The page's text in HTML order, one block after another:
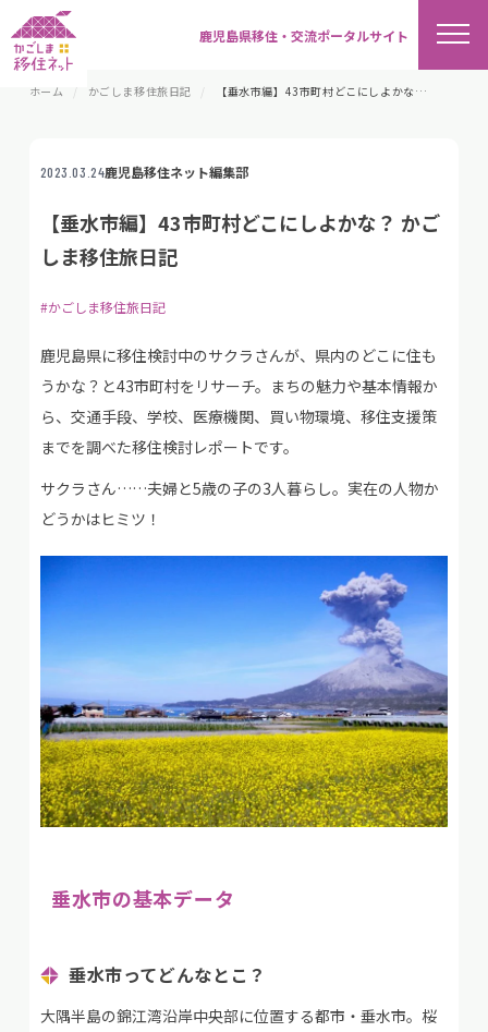
鹿児島県移住・交流ポータルサイト
ホーム かごしま移住旅日記 【垂水市編】43市町村どこにしよかな？ かごしま移住旅日記
2023.03.24鹿児島移住ネット編集部
【垂水市編】43市町村どこにしよかな？ かご
しま移住旅日記
#かごしま移住旅日記
鹿児島県に移住検討中のサクラさんが、県内のどこに住も
うかな？と43市町村をリサーチ。まちの魅力や基本情報か
ら、交通手段、学校、医療機関、買い物環境、移住支援策
までを調べた移住検討レポートです。
サクラさん……夫婦と5歳の子の3人暮らし。実在の人物か
どうかはヒミツ！
垂水市の基本データ
垂水市ってどんなとこ？
大隅半島の錦江湾沿岸中央部に位置する都市・垂水市。桜